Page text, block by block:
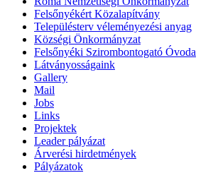
Felsőnyékért Közalapítvány
Településterv véleményezési anyag
Községi Önkormányzat
Felsőnyéki Szirombontogató Óvoda
Látványosságaink
Gallery
Mail
Jobs
Links
Projektek
Leader pályázat
Árverési hirdetmények
Pályázatok